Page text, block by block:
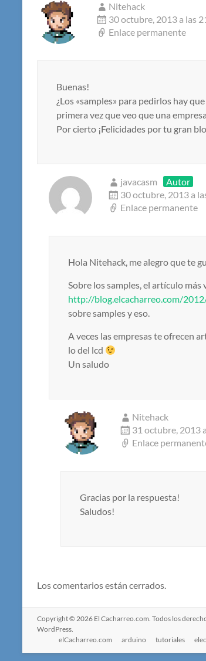
Nitehack
30 octubre, 2013 a las
Enlace permanente
Buenas!
¿Los «samples» para pedirlos hay
primera vez que veo que una
Por cierto ¡Felicidades por tu gran
javacasm
Autor
30 octubre, 2013 a
Enlace permanente
Hola Nitehack, me alegro que te
Sobre los samples, el artículo
http://blog.elcacharreo.com/
sobre samples y eso.
A veces las empresas te ofrecen
lo del lcd
Un saludo
Nitehack
31 octubre, 2013
Enlace
Gracias por la respuesta!
Saludos!
Los comentarios están cerrados.
Copyright © 2026 El Cacharreo.com. Todos los
WordPress.
elCacharreo.com
arduino tutoriales